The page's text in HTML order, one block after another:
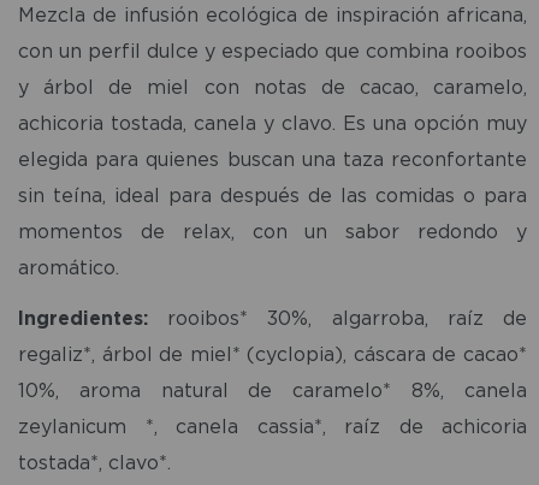
Mezcla de infusión ecológica de inspiración africana,
con un perfil dulce y especiado que combina rooibos
y árbol de miel con notas de cacao, caramelo,
achicoria tostada, canela y clavo. Es una opción muy
elegida para quienes buscan una taza reconfortante
sin teína, ideal para después de las comidas o para
momentos de relax, con un sabor redondo y
aromático.
Ingredientes: rooibos* 30%, algarroba, raíz de
regaliz*, árbol de miel* (cyclopia), cáscara de cacao*
10%, aroma natural de caramelo* 8%, canela
zeylanicum *, canela cassia*, raíz de achicoria
tostada*, clavo*.